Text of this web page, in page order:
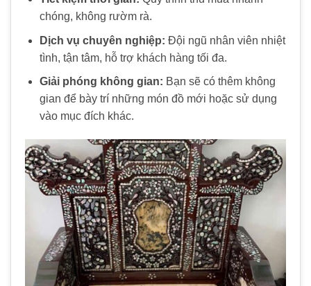
chóng, không rườm rà.
Dịch vụ chuyên nghiệp: Đội ngũ nhân viên nhiệt
tình, tận tâm, hỗ trợ khách hàng tối đa.
Giải phóng không gian: Bạn sẽ có thêm không
gian để bày trí những món đồ mới hoặc sử dụng
vào mục đích khác.